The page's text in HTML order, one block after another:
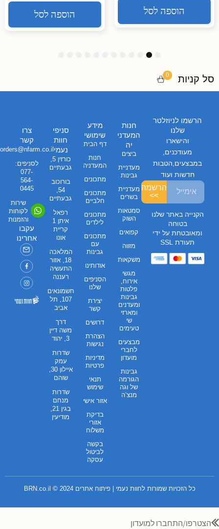
הוספה לסל הוספה לסל
סל קניות 0
חנות
המעדני
יה
ביצים
מעדניית
גבינות
מעדניית
בשרים
סמטאות
השוק
קפואים
מזווה
משקאות
מגשי
אירוח,
פלטות
גבינות
ומעדנים
ומארזי
שי
טעימים
מבצעים
לחברי
מועדון
גבינות
הגורמה
של וגה
מנצ’ה
מידע
שימושי
דף הבית
חנות
המעדניה
מתכונים
מתכונים
חלביים
מתכונים
לילדים
מתכונים
עם
גבינות
אודותינו
הסניפים
שלנו
יצירת
קשר
דרושים
הצהרת
נגישות
מדיניות
פרטיות
תנאי
שימוש
אזור אישי
בדיקת
אזורי
משלוח
בקשה
לביטול
עסקה
סניפי
חוות
נעמי
כורזין 5,
גבעתיים
בורוכוב
54,
גבעתיים
רפאל
איתן 1
קריית
אונו
המלאכה
18, אזור
התעשיה
רעננה
חשמונאים
107, תל
אביב
דרך
משה דיין
3, יהוד
שדרות
עמק
שוהם
שדרות
מנחם
מודיעין
צרו
קשר
orders@nfarm.co.il
לסניפים:
077-
564-
0445
שירות
לקוחות
והזמנות
עקבו
אחרינו
הרשמו לניוזלטר
שלנו
והישארו
מעודכנים,
במבצעים,הטבות
חדשות ועוד
הרשמה
>>
הקנייה באתר שלנו
בטוחה
ומאובטחת על ידי
תעודת SSL
כל הזכויות שמורות לחוות נעמי | פיתוח אתרים 2024 © BRN.co.il
הצטרפו/התחברו למועדון